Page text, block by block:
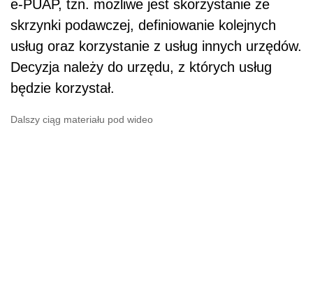
e-PUAP, tzn. możliwe jest skorzystanie ze
skrzynki podawczej, definiowanie kolejnych
usług oraz korzystanie z usług innych urzędów.
Decyzja należy do urzędu, z których usług
będzie korzystał.
Dalszy ciąg materiału pod wideo